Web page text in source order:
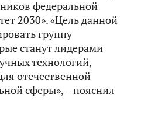
федеральной
2030». «Цель данной
группу
станут лидерами
технологий,
отечественной
сферы», – пояснил